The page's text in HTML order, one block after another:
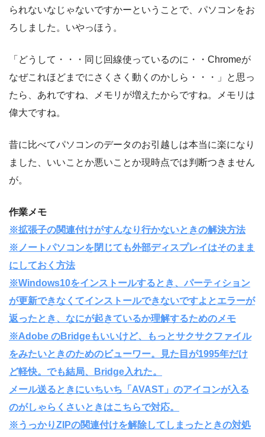
られないなじゃないですかーということで、パソコンをお
ろしました。いやっほう。
「どうして・・・同じ回線使っているのに・・Chromeが
なぜこれほどまでにさくさく動くのかしら・・・」と思っ
たら、あれですね、メモリが増えたからですね。メモリは
偉大ですね。
昔に比べてパソコンのデータのお引越しは本当に楽になり
ました、いいことか悪いことか現時点では判断つきません
が。
作業メモ
※拡張子の関連付けがすんなり行かないときの解決方法
※ノートパソコンを閉じても外部ディスプレイはそのまま
にしておく方法
※Windows10をインストールするとき、パーティション
が更新できなくてインストールできないですよとエラーが
返ったとき、なにが起きているか理解するためのメモ
※Adobe のBridgeもいいけど、もっとサクサクファイル
をみたいときのためのビューワー。見た目が1995年だけ
ど軽快。でも結局、Bridge入れた。
メール送るときにいちいち「AVAST」のアイコンが入る
のがしゃらくさいときはこちらで対応。
※うっかりZIPの関連付けを解除してしまったときの対処